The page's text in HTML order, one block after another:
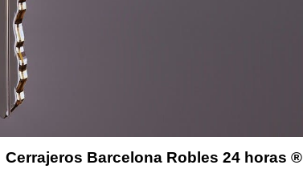
Cerrajeros Barcelona Robles 24 horas ®